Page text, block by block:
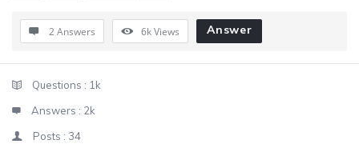
2 Answers 6kViews Answer
StatsQuestions : 1k
Answers : 2k
Posts : 34